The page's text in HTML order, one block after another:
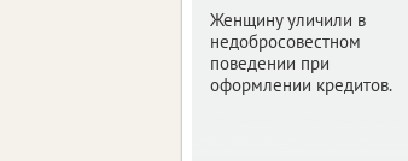
Женщину уличили в
недобросовестном
поведении при
оформлении кредитов.